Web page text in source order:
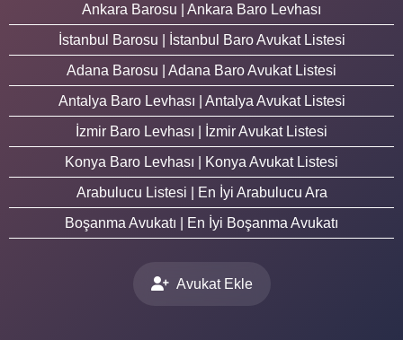
Ankara Barosu | Ankara Baro Levhası
İstanbul Barosu | İstanbul Baro Avukat Listesi
Adana Barosu | Adana Baro Avukat Listesi
Antalya Baro Levhası | Antalya Avukat Listesi
İzmir Baro Levhası | İzmir Avukat Listesi
Konya Baro Levhası | Konya Avukat Listesi
Arabulucu Listesi | En İyi Arabulucu Ara
Boşanma Avukatı | En İyi Boşanma Avukatı
Avukat Ekle